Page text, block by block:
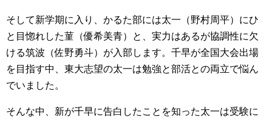
そして新学期に入り、かるた部には太一（野村周平）にひ
と目惚れした菫（優希美青）と、実力はあるが協調性に欠
ける筑波（佐野勇斗）が入部します。千早が全国大会出場
を目指す中、東大志望の太一は勉強と部活との両立で悩ん
でいました。
そんな中、新が千早に告白したことを知った太一は受験に